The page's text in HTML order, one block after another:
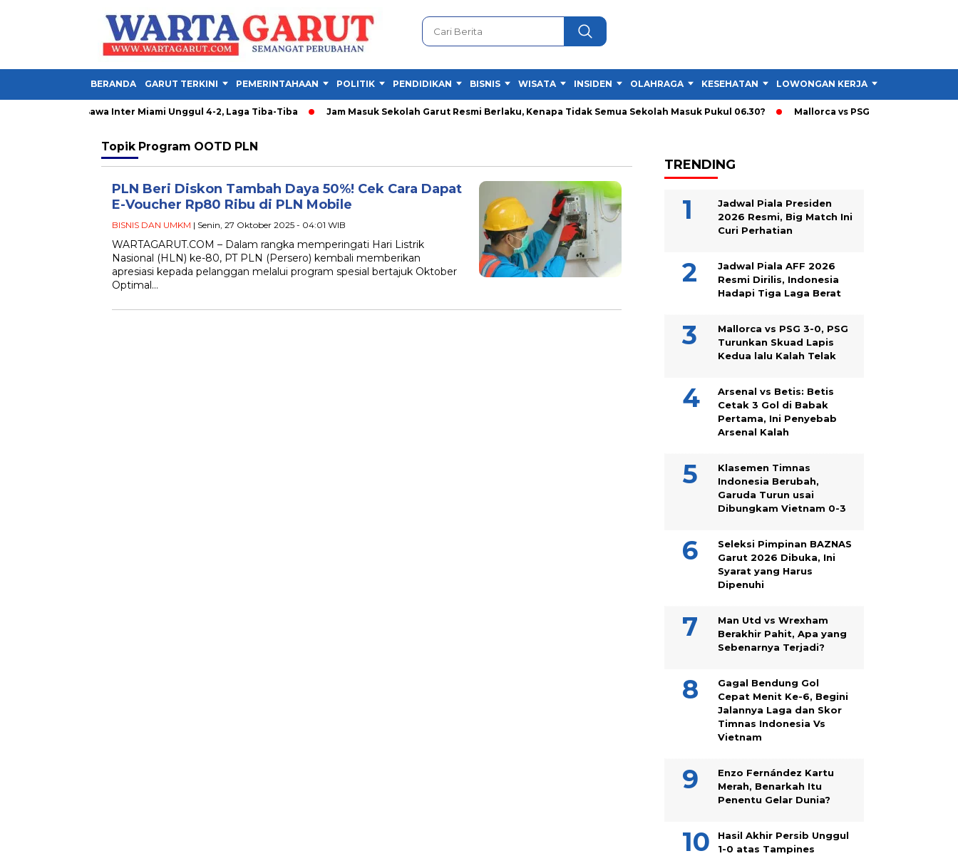
BERANDA GARUT TERKINI PEMERINTAHAAN POLITIK PENDIDIKAN BISNIS WISATA INSIDEN OLAHRAGA KESEHATAN LOWONGAN KERJA
Luis: Messi Bawa Inter Miami Unggul 4-2, Laga Tiba-Tiba Jam Masuk Sekolah Garut Resmi Berlaku, Kenapa Tidak Semua Sekolah Masuk Pukul 06.30? Mallorca vs PSG 3-0, PSG Turunkan
Topik Program OOTD PLN
PLN Beri Diskon Tambah Daya 50%! Cek Cara Dapat
E-Voucher Rp80 Ribu di PLN Mobile
BISNIS DAN UMKM | Senin, 27 Oktober 2025 - 04:01 WIB
WARTAGARUT.COM – Dalam rangka memperingati Hari Listrik
Nasional (HLN) ke-80, PT PLN (Persero) kembali memberikan
apresiasi kepada pelanggan melalui program spesial bertajuk Oktober
Optimal…
TRENDING
Jadwal Piala Presiden
2026 Resmi, Big Match Ini
Curi Perhatian
Jadwal Piala AFF 2026
Resmi Dirilis, Indonesia
Hadapi Tiga Laga Berat
Mallorca vs PSG 3-0, PSG
Turunkan Skuad Lapis
Kedua lalu Kalah Telak
Arsenal vs Betis: Betis
Cetak 3 Gol di Babak
Pertama, Ini Penyebab
Arsenal Kalah
Klasemen Timnas
Indonesia Berubah,
Garuda Turun usai
Dibungkam Vietnam 0-3
Seleksi Pimpinan BAZNAS
Garut 2026 Dibuka, Ini
Syarat yang Harus
Dipenuhi
Man Utd vs Wrexham
Berakhir Pahit, Apa yang
Sebenarnya Terjadi?
Gagal Bendung Gol
Cepat Menit Ke-6, Begini
Jalannya Laga dan Skor
Timnas Indonesia Vs
Vietnam
Enzo Fernández Kartu
Merah, Benarkah Itu
Penentu Gelar Dunia?
Hasil Akhir Persib Unggul
1-0 atas Tampines